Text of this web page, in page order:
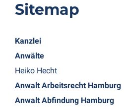
Sitemap
Kanzlei
Anwälte
Heiko Hecht
Anwalt Arbeitsrecht Hamburg
Anwalt Abfindung Hamburg